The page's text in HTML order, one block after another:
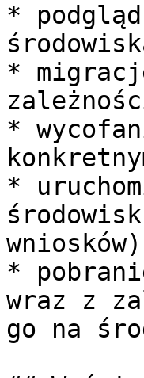
*
*
*
*
*
wraz z
go na